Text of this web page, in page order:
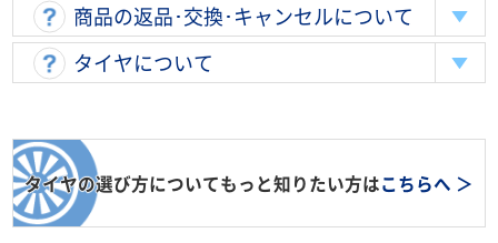
商品の返品･交換･キャンセルについて
タイヤについて
タイヤの選び方についてもっと知りたい方はこちらへ ＞